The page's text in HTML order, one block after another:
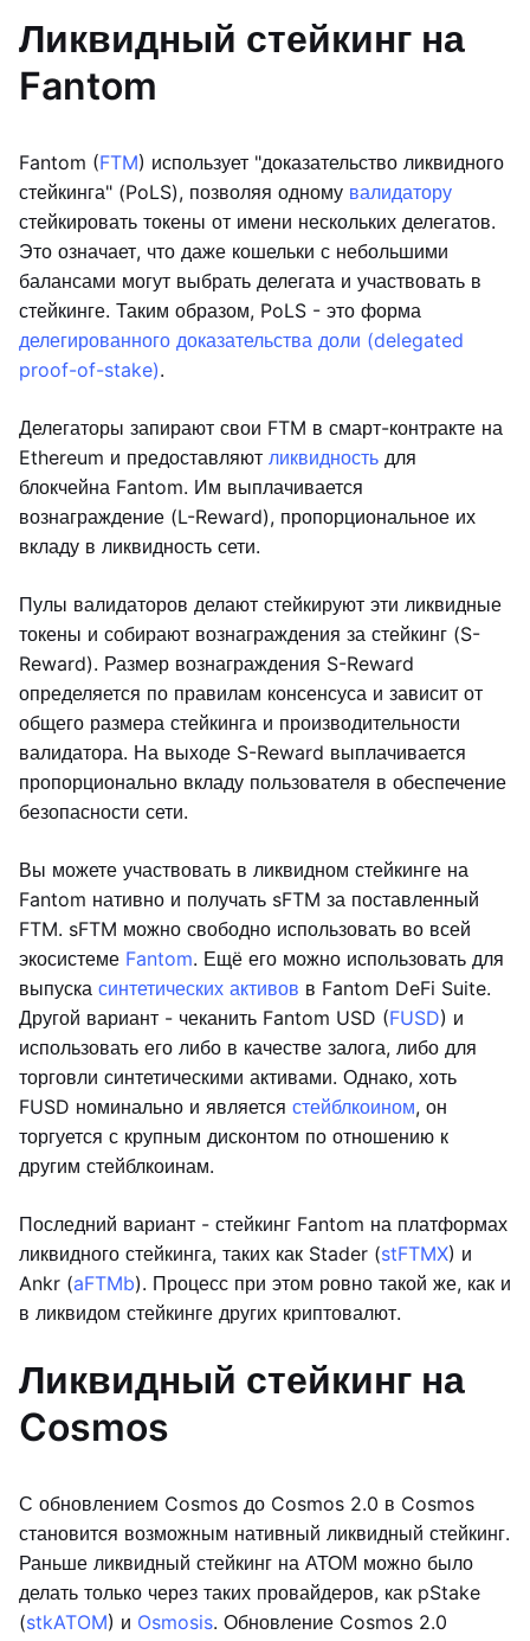
Ликвидный стейкинг на
Fantom
Fantom (FTM) использует "доказательство ликвидного
стейкинга" (PoLS), позволяя одному валидатору
стейкировать токены от имени нескольких делегатов.
Это означает, что даже кошельки с небольшими
балансами могут выбрать делегата и участвовать в
стейкинге. Таким образом, PoLS - это форма
делегированного доказательства доли (delegated
proof-of-stake).
Делегаторы запирают свои FTM в смарт-контракте на
Ethereum и предоставляют ликвидность для
блокчейна Fantom. Им выплачивается
вознаграждение (L-Reward), пропорциональное их
вкладу в ликвидность сети.
Пулы валидаторов делают стейкируют эти ликвидные
токены и собирают вознаграждения за стейкинг (S-
Reward). Размер вознаграждения S-Reward
определяется по правилам консенсуса и зависит от
общего размера стейкинга и производительности
валидатора. На выходе S-Reward выплачивается
пропорционально вкладу пользователя в обеспечение
безопасности сети.
Вы можете участвовать в ликвидном стейкинге на
Fantom нативно и получать sFTM за поставленный
FTM. sFTM можно свободно использовать во всей
экосистеме Fantom. Ещё его можно использовать для
выпуска синтетических активов в Fantom DeFi Suite.
Другой вариант - чеканить Fantom USD (FUSD) и
использовать его либо в качестве залога, либо для
торговли синтетическими активами. Однако, хоть
FUSD номинально и является стейблкоином, он
торгуется с крупным дисконтом по отношению к
другим стейблкоинам.
Последний вариант - стейкинг Fantom на платформах
ликвидного стейкинга, таких как Stader (stFTMX) и
Ankr (aFTMb). Процесс при этом ровно такой же, как и
в ликвидом стейкинге других криптовалют.
Ликвидный стейкинг на
Cosmos
С обновлением Cosmos до Cosmos 2.0 в Cosmos
становится возможным нативный ликвидный стейкинг.
Раньше ликвидный стейкинг на АТОМ можно было
делать только через таких провайдеров, как pStake
(stkATOM) и Osmosis. Обновление Cosmos 2.0